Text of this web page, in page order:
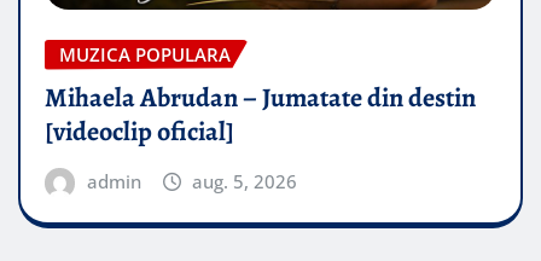
MUZICA POPULARA
Mihaela Abrudan – Jumatate din destin
[videoclip oficial]
admin aug. 5, 2026